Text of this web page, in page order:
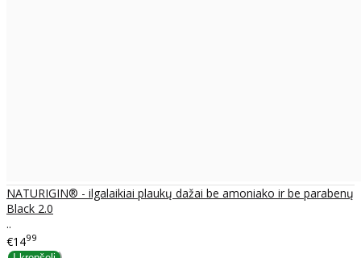
NATURIGIN® - ilgalaikiai plaukų dažai be amoniako ir be parabenų
Black 2.0
..
€1499